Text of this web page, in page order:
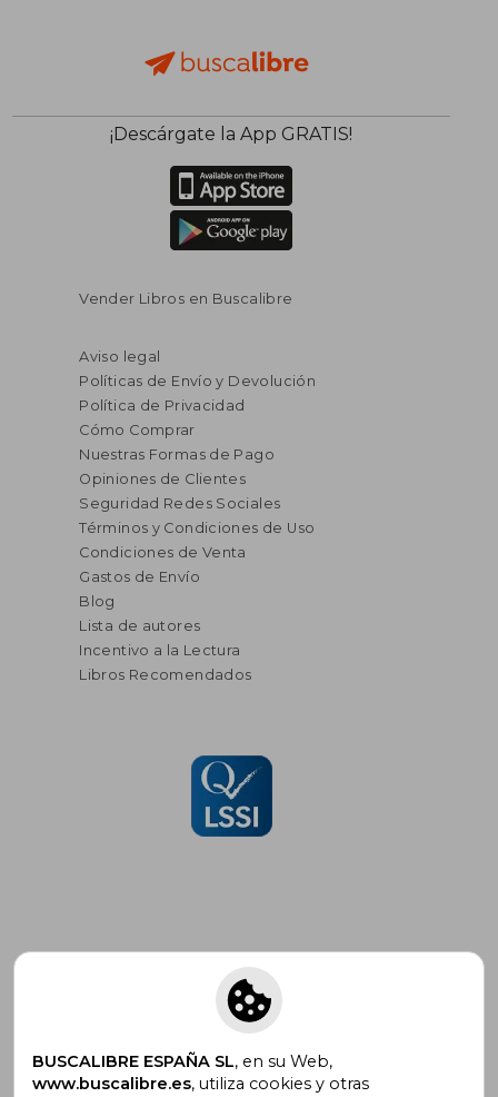
¡Descárgate la App GRATIS!
Vender Libros en Buscalibre
Aviso legal
Políticas de Envío y Devolución
Política de Privacidad
Cómo Comprar
Nuestras Formas de Pago
Opiniones de Clientes
Seguridad Redes Sociales
Términos y Condiciones de Uso
Condiciones de Venta
Gastos de Envío
Blog
Lista de autores
Incentivo a la Lectura
Libros Recomendados
Suscríbete para recibir ofertas y
promociones
BUSCALIBRE ESPAÑA SL, en su Web,
www.buscalibre.es, utiliza cookies y otras